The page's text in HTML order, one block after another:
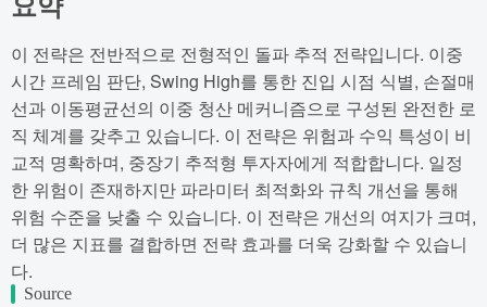
이 전략은 전반적으로 전형적인 돌파 추적 전략입니다. 이중
시간 프레임 판단, Swing High를 통한 진입 시점 식별, 손절매
선과 이동평균선의 이중 청산 메커니즘으로 구성된 완전한 로
직 체계를 갖추고 있습니다. 이 전략은 위험과 수익 특성이 비
교적 명확하며, 중장기 추적형 투자자에게 적합합니다. 일정
한 위험이 존재하지만 파라미터 최적화와 규칙 개선을 통해
위험 수준을 낮출 수 있습니다. 이 전략은 개선의 여지가 크며,
더 많은 지표를 결합하면 전략 효과를 더욱 강화할 수 있습니
다.
Source